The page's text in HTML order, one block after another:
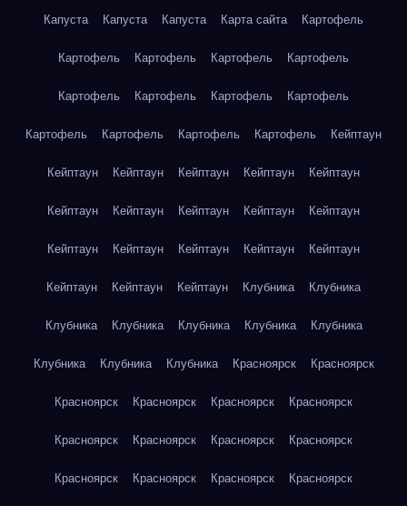
Капуста Капуста Капуста Карта сайта Картофель
Картофель Картофель Картофель Картофель
Картофель Картофель Картофель Картофель
Картофель Картофель Картофель Картофель Кейптаун
Кейптаун Кейптаун Кейптаун Кейптаун Кейптаун
Кейптаун Кейптаун Кейптаун Кейптаун Кейптаун
Кейптаун Кейптаун Кейптаун Кейптаун Кейптаун
Кейптаун Кейптаун Кейптаун Клубника Клубника
Клубника Клубника Клубника Клубника Клубника
Клубника Клубника Клубника Красноярск Красноярск
Красноярск Красноярск Красноярск Красноярск
Красноярск Красноярск Красноярск Красноярск
Красноярск Красноярск Красноярск Красноярск